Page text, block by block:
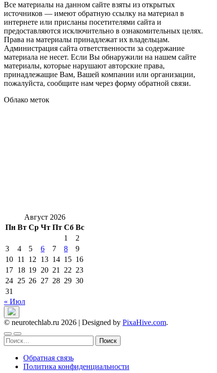
Все материалы на данном сайте взяты из открытых
источников — имеют обратную ссылку на материал в
интернете или присланы посетителями сайта и
предоставляются исключительно в ознакомительных целях.
Права на материалы принадлежат их владельцам.
Администрация сайта ответственности за содержание
материала не несет. Если Вы обнаружили на нашем сайте
материалы, которые нарушают авторские права,
принадлежащие Вам, Вашей компании или организации,
пожалуйста, сообщите нам через форму обратной связи.
Облако меток
Август 2026
Пн Вт Ср Чт Пт Сб Вс
1
2
3
4 5 6 7 8
9
10 11 12 13 14 15 16
17 18 19 20 21 22 23
24 25 26 27 28 29 30
31
« Июл
© neurotechlab.ru 2026 | Designed by PixaHive.com.
Найти:
Обратная связь
Политика конфиденциальности